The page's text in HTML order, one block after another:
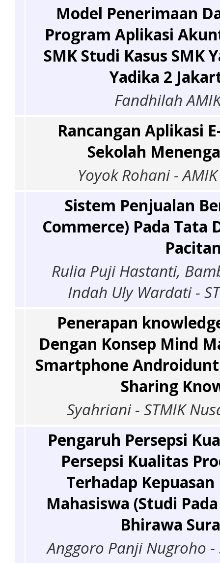
Model Penerimaan
Program Aplikasi
SMK Studi Kasus SMK
Yadika 2
Fandhilah
Rancangan Aplikasi
Sekolah
Yoyok Rohani -
Sistem Penjualan
Commerce) Pada Tata
Rulia Puji Hastanti,
Indah Uly Wardati -
Penerapan
Dengan Konsep Mind
Smartphone
Sharing
Syahriani - STMIK
Pengaruh Persepsi
Persepsi Kualitas
Terhadap
Mahasiswa (Studi
Bhirawa
Anggoro Panji Nugroho -